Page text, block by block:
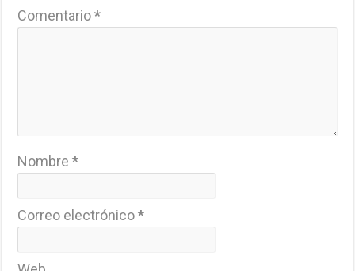
Comentario*
Nombre*
Correo electrónico*